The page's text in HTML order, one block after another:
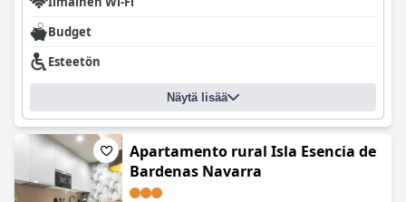
omistajien omistautumista ja henkilökunnan valmiutta auttaa
varauksissa ja alueellisissa neuvoissa. Henkilökunnan aito
välittäminen ja kohtelias käytös luovat vieraanvaraisen
ilmapiirin, joka parantaa suuresti vieraskokemusta.
Kaiken kaikkiaanHospedería de Alesvestarjoaa ainutlaatuisen
yhdistelmän historiallista viehätystä ja modernia mukavuutta
sekä poikkeuksellista vieraanvaraisuutta, mikä tekee siitä
erittäin suositeltavan valinnan matkailijoille, jotka etsivät
miellyttävää ja ikimuistoista oleskelua.
Budget
Esteetön
Näytä lisää
Apartamento rural Isla Esencia de
Bardenas Navarra